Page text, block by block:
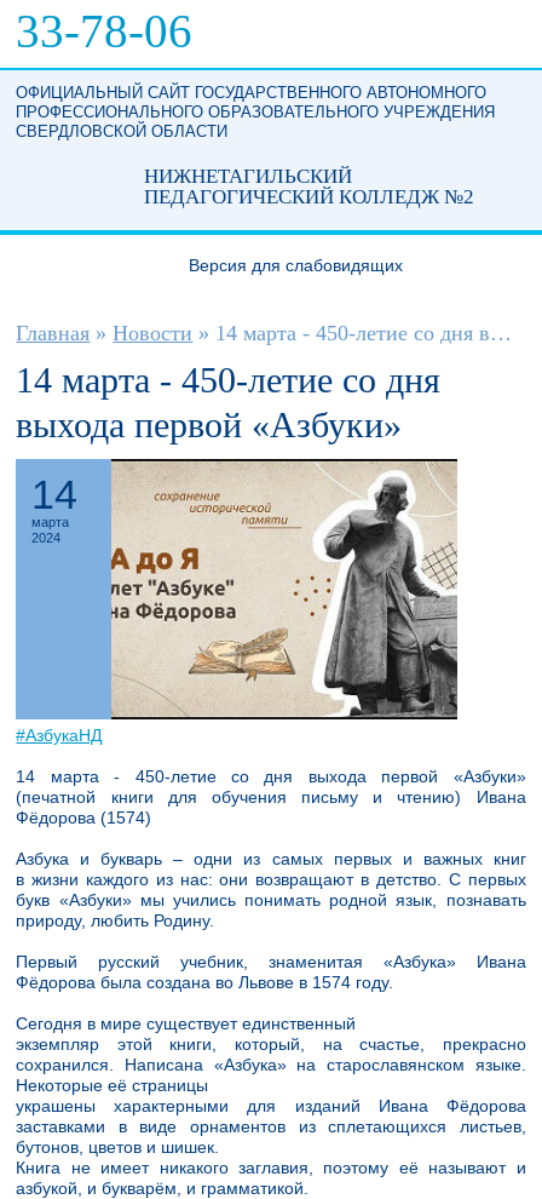
33-78-06
ОФИЦИАЛЬНЫЙ САЙТ ГОСУДАРСТВЕННОГО АВТОНОМНОГО
ПРОФЕССИОНАЛЬНОГО ОБРАЗОВАТЕЛЬНОГО УЧРЕЖДЕНИЯ
СВЕРДЛОВСКОЙ ОБЛАСТИ
НИЖНЕТАГИЛЬСКИЙ
ПЕДАГОГИЧЕСКИЙ КОЛЛЕДЖ №2
Версия для слабовидящих
Вы здесь
Главная » Новости » 14 марта - 450-летие со дня выхода...
14 марта - 450-летие со дня
выхода первой «Азбуки»
14
марта
2024
#АзбукаНД
14 марта - 450-летие со дня выхода первой «Азбуки»
(печатной книги для обучения письму и чтению) Ивана
Фёдорова (1574)
Азбука и букварь – одни из самых первых и важных книг
в жизни каждого из нас: они возвращают в детство. С первых
букв «Азбуки» мы учились понимать родной язык, познавать
природу, любить Родину.
Первый русский учебник, знаменитая «Азбука» Ивана
Фёдорова была создана во Львове в 1574 году.
Сегодня в мире существует единственный
экземпляр этой книги, который, на счастье, прекрасно
сохранился. Написана «Азбука» на старославянском языке.
Некоторые её страницы
украшены характерными для изданий Ивана Фёдорова
заставками в виде орнаментов из сплетающихся листьев,
бутонов, цветов и шишек.
Книга не имеет никакого заглавия, поэтому её называют и
азбукой, и букварём, и грамматикой.